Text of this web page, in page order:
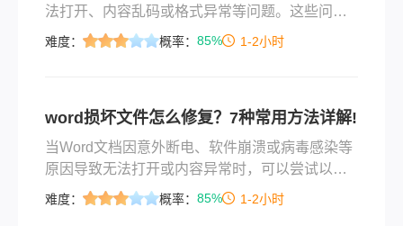
法打开、内容乱码或格式异常等问题。这些问题
通常由文件损坏、软件冲突或意外中断导致。那
难度： 概率： 85% 1-2小时
word损坏文件怎么修复？7种常用方法详解!
当Word文档因意外断电、软件崩溃或病毒感染等
原因导致无法打开或内容异常时，可以尝试以下
多种修复方法。那么word损坏文件怎么修复呢？
难度： 概率： 85% 1-2小时